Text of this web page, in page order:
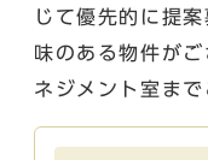
じて優先的に提
味のある物件が
ネジメント室まで